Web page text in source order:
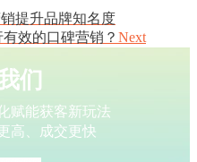
提升品牌知名度
效的口碑营销？ Next
们
赋能获客新玩法
高、成交更快